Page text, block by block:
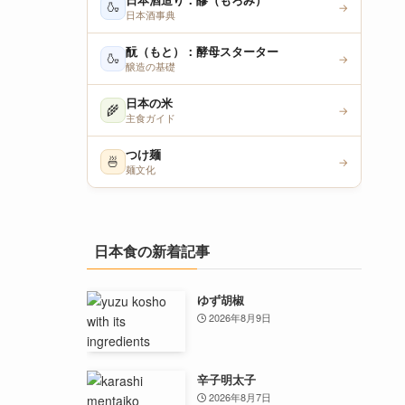
🍶
日本酒事典
→
🍶 酛（もと）：酵母スターター
醸造の基礎
→
🌾 日本の米
主食ガイド
→
🍜 つけ麺
麺文化
→
日本食の新着記事
ゆず胡椒
2026年8月9日
辛子明太子
2026年8月7日